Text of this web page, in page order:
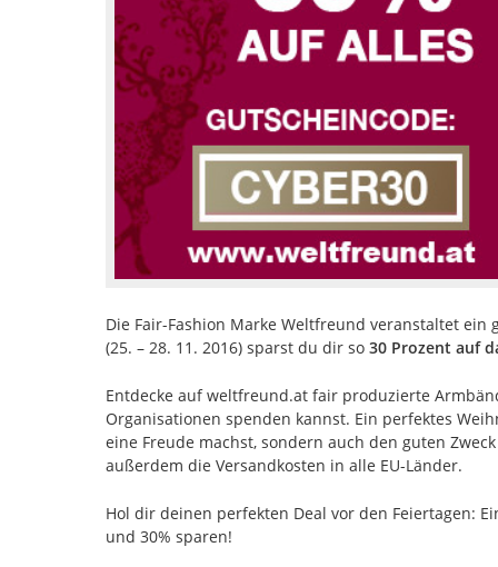
Die Fair-Fashion Marke Weltfreund veranstaltet ein
(25. – 28. 11. 2016) sparst du dir so 30 Prozent auf
Entdecke auf weltfreund.at fair produzierte
Organisationen spenden kannst. Ein perfektes
eine Freude machst, sondern auch den guten
außerdem die Versandkosten in alle EU-Länder.
Hol dir deinen perfekten Deal vor den Feiertagen:
und 30% sparen!